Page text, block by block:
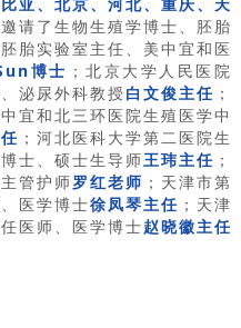
请了生物生殖学博士、胚胎
胎实验室主任、美中宜和医
博士 ；北京大学人民医院
泌尿外科教授白文俊主任 ；
宜和北三环医院生殖医学中
；河北医科大学第二医院生
士、硕士生导师王玮主任 ；
管护师罗红老师 ；天津市第
医学博士徐凤琴主任 ；天津
医师、医学博士赵晓徽主任